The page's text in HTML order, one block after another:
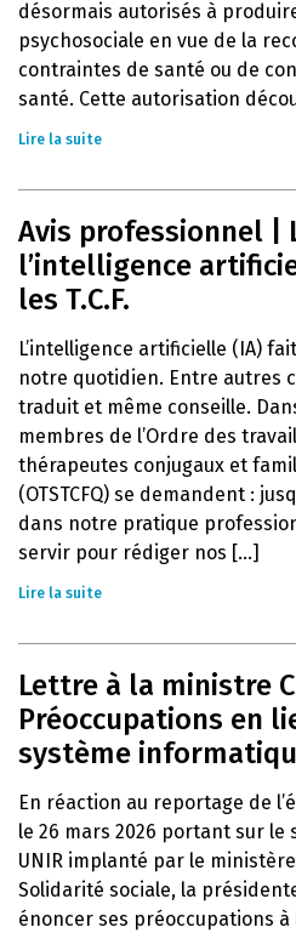
désormais autorisés à
psychosociale en vue de la
contraintes de santé ou de
santé. Cette autorisation
Lire la suite
Avis professionnel |
l’intelligence
les T.C.F.
L’intelligence artificielle (IA)
notre quotidien. Entre autres
traduit et même conseille.
membres de l’Ordre des
thérapeutes conjugaux et
(OTSTCFQ) se demandent :
dans notre pratique
servir pour rédiger nos [...]
Lire la suite
Lettre à la ministre
Préoccupations en
système
En réaction au reportage de
le 26 mars 2026 portant sur
UNIR implanté par le
Solidarité sociale, la
énoncer ses préoccupations